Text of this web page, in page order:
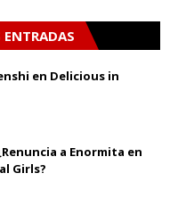
ENTRADAS
en Delicious in
a Enormita en
Girls?